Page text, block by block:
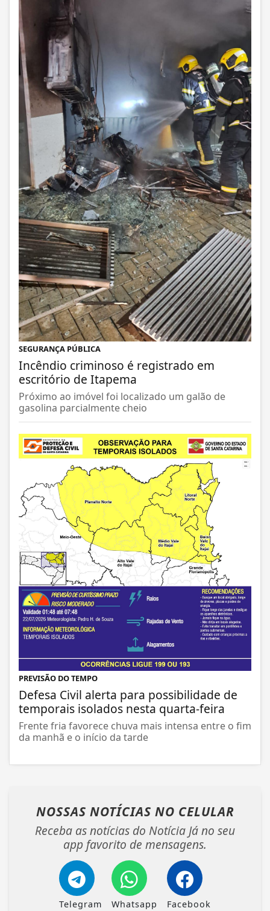
SEGURANÇA PÚBLICA
Incêndio criminoso é registrado em
escritório de Itapema
Próximo ao imóvel foi localizado um galão de
gasolina parcialmente cheio
PREVISÃO DO TEMPO
Defesa Civil alerta para possibilidade de
temporais isolados nesta quarta-feira
Frente fria favorece chuva mais intensa entre o fim
da manhã e o início da tarde
NOSSAS NOTÍCIAS NO CELULAR
Receba as notícias do Notícia Já no seu
app favorito de mensagens.
Telegram Whatsapp Facebook